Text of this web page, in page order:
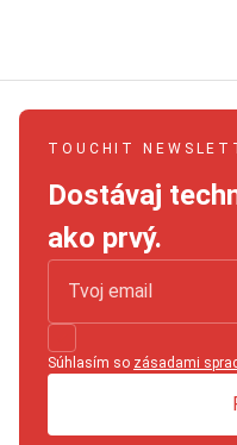
TOUCHIT
Dostávaj
ako prvý.
Súhlasím so zásadami